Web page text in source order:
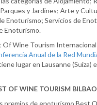
y Jardines; Arte y
Enoturismo; Servicios de
Enoturismo.
Of Wine Tourism
Anual de la Red
lugar en Lausanne (Suiza)
OF WINE TOURISM
premios de enoturismo Best